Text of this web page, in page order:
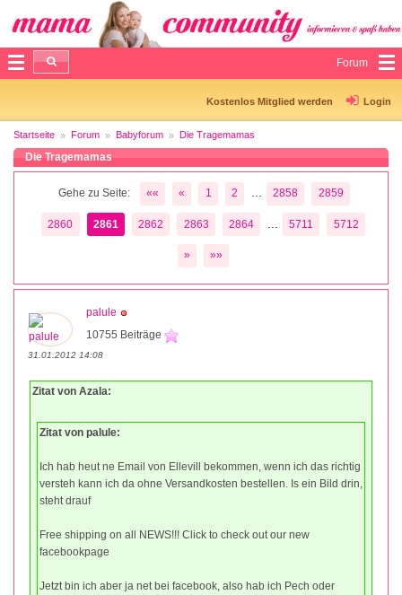
Forum
Kostenlos Mitglied werden Login
Startseite Forum Babyforum Die Tragemamas
Die Tragemamas
Gehe zu Seite: «« « 1 2 2858 2859
2860 2861 2862 2863 2864 5711 5712
» »»
palule
10755 Beiträge
31.01.2012 14:08
Zitat von Azala:
Zitat von palule:
Ich hab heut ne Email von Ellevill bekommen, wenn ich das richtig
versteh kann ich da ohne Versandkosten bestellen. Is ein Bild drin,
steht drauf
Free shipping on all NEWS!!! Click to check out our new
facebookpage
Jetzt bin ich aber ja net bei facebook, also hab ich Pech oder